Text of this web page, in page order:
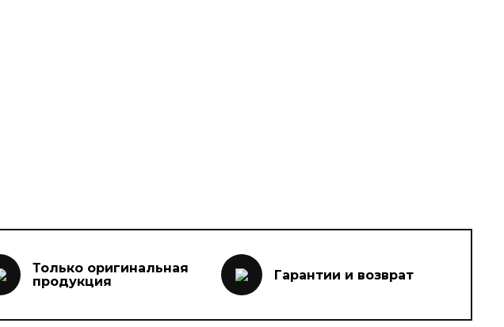
Только оригинальная
продукция
Гарантии и возврат